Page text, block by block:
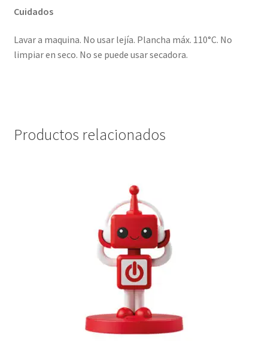
Cuidados
Lavar a maquina. No usar lejía. Plancha máx. 110°C. No
limpiar en seco. No se puede usar secadora.
Productos relacionados